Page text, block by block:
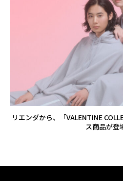
リエンダから、「VALENTINE
ス商品が登